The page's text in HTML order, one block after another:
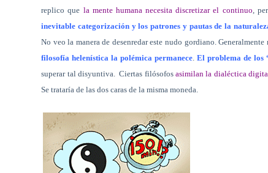
replico que la mente humana necesita discretizar el continuo,
inevitable categorización y los patrones y pautas de la
No veo la manera de desenredar este nudo gordiano.
filosofía helenística la polémica permanece. El problema de los
superar tal disyuntiva. Ciertas filósofosasimilan la dialéctica
Se trataría de las dos caras de la misma moneda.